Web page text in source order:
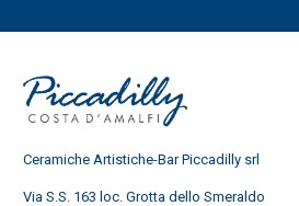
Ceramiche Artistiche-Bar Piccadilly srl
Via S.S. 163 loc. Grotta dello Smeraldo